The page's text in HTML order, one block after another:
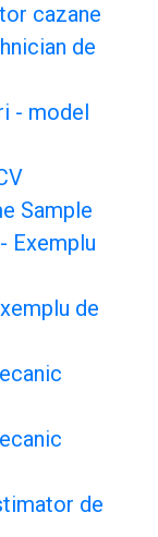
cazane
de
- model
Sample
Exemplu
de
de